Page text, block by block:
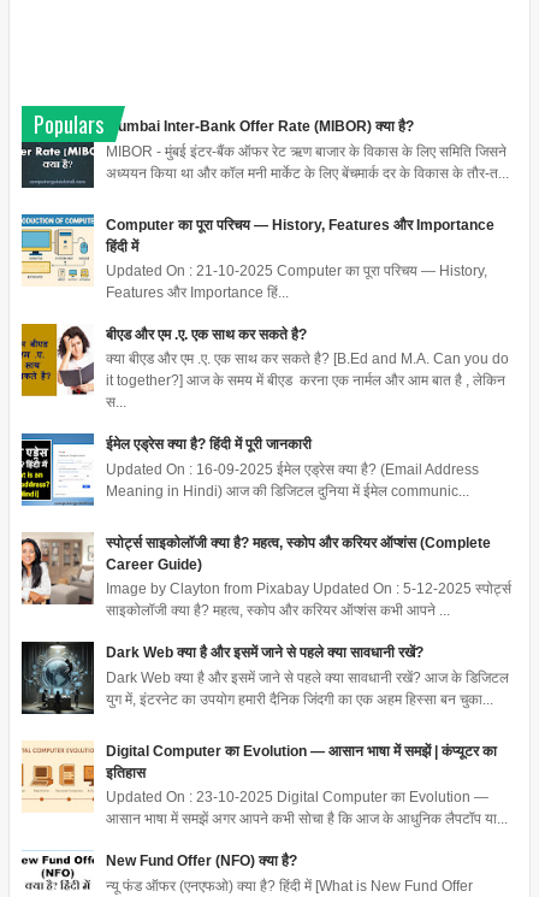
Populars
Mumbai Inter-Bank Offer Rate (MIBOR) क्या है?
MIBOR - मुंबई इंटर-बैंक ऑफर रेट ऋण बाजार के विकास के लिए समिति जिसने
अध्ययन किया था और कॉल मनी मार्केट के लिए बेंचमार्क दर के विकास के तौर-त...
Computer का पूरा परिचय — History, Features और Importance
हिंदी में
Updated On : 21-10-2025 Computer का पूरा परिचय — History,
Features और Importance हिं...
बीएड और एम .ए. एक साथ कर सकते है?
क्या बीएड और एम .ए. एक साथ कर सकते है? [B.Ed and M.A. Can you do
it together?] आज के समय में बीएड करना एक नार्मल और आम बात है , लेकिन
स...
ईमेल एड्रेस क्या है? हिंदी में पूरी जानकारी
Updated On : 16-09-2025 ईमेल एड्रेस क्या है? (Email Address
Meaning in Hindi) आज की डिजिटल दुनिया में ईमेल communic...
स्पोर्ट्स साइकोलॉजी क्या है? महत्व, स्कोप और करियर ऑप्शंस (Complete
Career Guide)
Image by Clayton from Pixabay Updated On : 5-12-2025 स्पोर्ट्स
साइकोलॉजी क्या है? महत्व, स्कोप और करियर ऑप्शंस कभी आपने ...
Dark Web क्या है और इसमें जाने से पहले क्या सावधानी रखें?
Dark Web क्या है और इसमें जाने से पहले क्या सावधानी रखें? आज के डिजिटल
युग में, इंटरनेट का उपयोग हमारी दैनिक जिंदगी का एक अहम हिस्सा बन चुका...
Digital Computer का Evolution — आसान भाषा में समझें | कंप्यूटर का
इतिहास
Updated On : 23-10-2025 Digital Computer का Evolution —
आसान भाषा में समझें अगर आपने कभी सोचा है कि आज के आधुनिक लैपटॉप या...
New Fund Offer (NFO) क्या है?
न्यू फंड ऑफर (एनएफओ) क्या है? हिंदी में [What is New Fund Offer